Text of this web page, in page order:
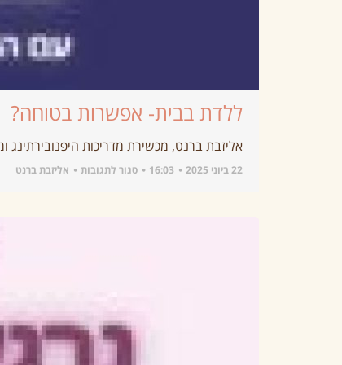
ללדת בבית- אפשרות בטוחה?
אליזבת ברנט, מכשירת מדריכות היפנובירתינג
22 ביוני 2025 16:03 סגור לתגובות אליזבת ברנט